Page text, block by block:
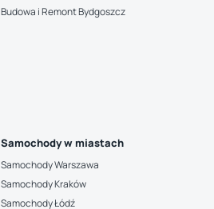
Budowa i Remont Bydgoszcz
Samochody w miastach
Samochody Warszawa
Samochody Kraków
Samochody Łódź